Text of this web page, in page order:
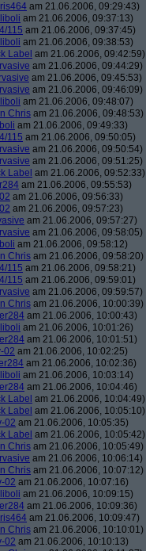
am 21.06.2006, 09:29:43)
am 21.06.2006, 09:37:13)
115 am 21.06.2006, 09:37:45)
am 21.06.2006, 09:38:53)
Label am 21.06.2006, 09:42:59)
am 21.06.2006, 09:44:29)
am 21.06.2006, 09:45:53)
am 21.06.2006, 09:46:09)
am 21.06.2006, 09:48:07)
Chris am 21.06.2006, 09:48:53)
am 21.06.2006, 09:49:33)
115 am 21.06.2006, 09:50:05)
am 21.06.2006, 09:50:54)
am 21.06.2006, 09:51:25)
Label am 21.06.2006, 09:52:33)
am 21.06.2006, 09:55:53)
am 21.06.2006, 09:56:33)
am 21.06.2006, 09:57:23)
am 21.06.2006, 09:57:27)
am 21.06.2006, 09:58:05)
am 21.06.2006, 09:58:12)
Chris am 21.06.2006, 09:58:20)
115 am 21.06.2006, 09:58:21)
115 am 21.06.2006, 09:59:01)
am 21.06.2006, 09:59:57)
Chris am 21.06.2006, 10:00:39)
am 21.06.2006, 10:00:43)
am 21.06.2006, 10:01:26)
am 21.06.2006, 10:01:51)
02 am 21.06.2006, 10:02:25)
am 21.06.2006, 10:02:36)
am 21.06.2006, 10:03:14)
am 21.06.2006, 10:04:46)
Label am 21.06.2006, 10:04:49)
Label am 21.06.2006, 10:05:10)
02 am 21.06.2006, 10:05:35)
Label am 21.06.2006, 10:05:42)
Chris am 21.06.2006, 10:05:49)
am 21.06.2006, 10:06:14)
Chris am 21.06.2006, 10:07:12)
02 am 21.06.2006, 10:07:16)
am 21.06.2006, 10:09:15)
am 21.06.2006, 10:09:36)
am 21.06.2006, 10:09:47)
Chris am 21.06.2006, 10:10:01)
02 am 21.06.2006, 10:10:13)